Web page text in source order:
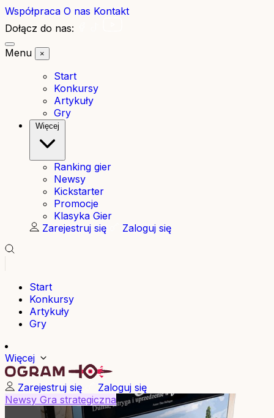
Współpraca O nas Kontakt
Dołącz do nas:
Menu
×
Start
Konkursy
Artykuły
Gry
Więcej
Ranking gier
Newsy
Kickstarter
Promocje
Klasyka Gier
Zarejestruj się
Zaloguj się
Start
Konkursy
Artykuły
Gry
Więcej
Zarejestruj się
Zaloguj się
Newsy Gra strategiczna